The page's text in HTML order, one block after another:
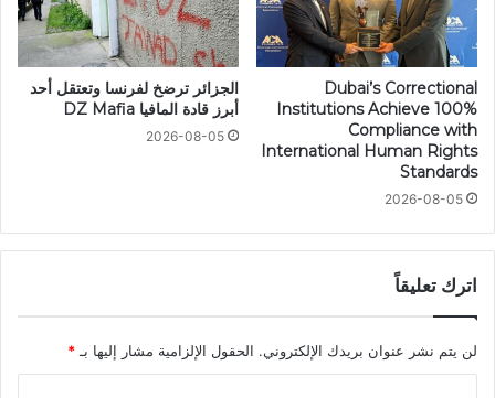
Dubai’s Correctional
Institutions Achieve 100%
Compliance with
International Human Rights
Standards
2026-08-05
الجزائر ترضخ لفرنسا وتعتقل أحد
أبرز قادة المافيا DZ Mafia
2026-08-05
اترك تعليقاً
لن يتم نشر عنوان بريدك الإلكتروني. الحقول الإلزامية مشار إليها بـ *